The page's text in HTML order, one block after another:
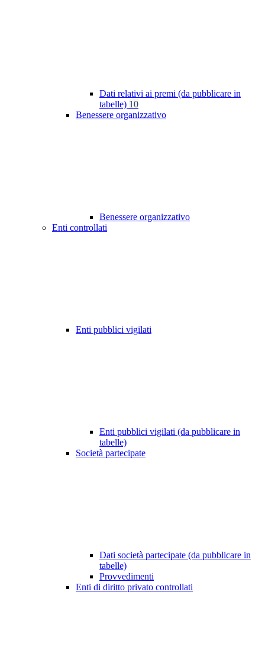
Dati relativi ai premi (da pubblicare in
tabelle) 10
Benessere organizzativo
Benessere organizzativo
Enti controllati
Enti pubblici vigilati
Enti pubblici vigilati (da pubblicare in
tabelle)
Società partecipate
Dati società partecipate (da pubblicare in
tabelle)
Provvedimenti
Enti di diritto privato controllati